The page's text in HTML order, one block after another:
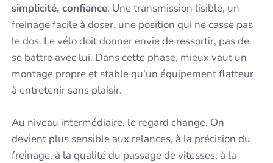
simplicité, confiance. Une transmission lisible, un
freinage facile à doser, une position qui ne casse pas
le dos. Le vélo doit donner envie de ressortir, pas de
se battre avec lui. Dans cette phase, mieux vaut un
montage propre et stable qu’un équipement flatteur
à entretenir sans plaisir.
Au niveau intermédiaire, le regard change. On
devient plus sensible aux relances, à la précision du
freinage, à la qualité du passage de vitesses, à la